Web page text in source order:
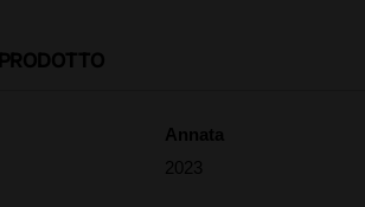
Annata
2023